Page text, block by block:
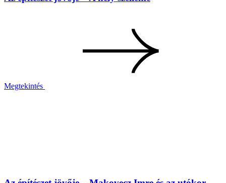
Megtekintés